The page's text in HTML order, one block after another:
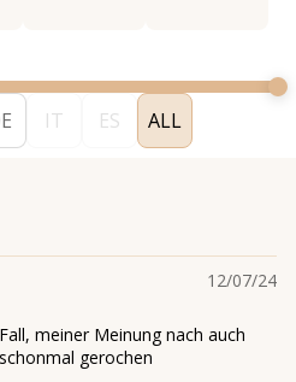
IT ES ALL
12/07/24
meiner Meinung nach auch
gerochen